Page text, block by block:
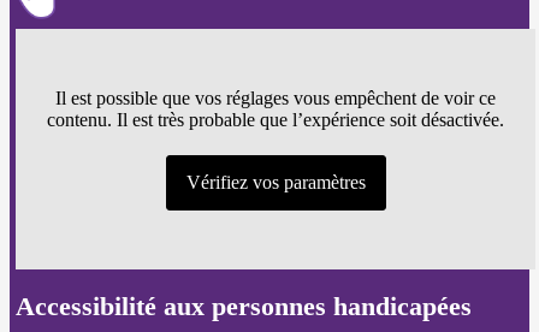
Il est possible que vos réglages vous empêchent de voir ce
contenu. Il est très probable que l’expérience soit désactivée.
Vérifiez vos paramètres
Accessibilité aux personnes handicapées